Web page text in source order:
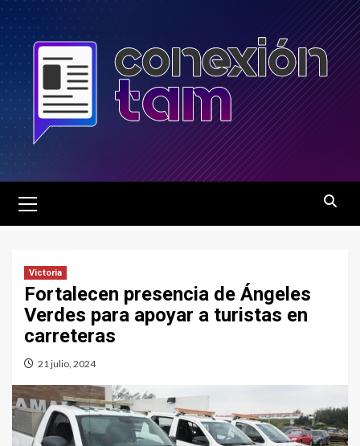
Saltar
al
contenido
principal
Victoria
Fortalecen presencia de Ángeles
Verdes para apoyar a turistas en
carreteras
21 julio, 2024